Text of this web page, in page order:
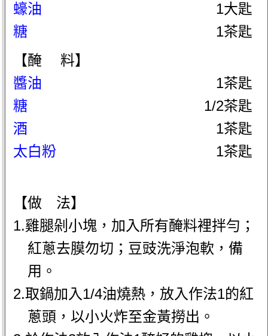
蠔油
1大匙
糖
1茶匙
【醃 料】
醬油
1茶匙
糖
1/2茶匙
酒
1茶匙
太白粉
1茶匙
【做 法】
1.雞腿剁小塊，加入所有醃料裡拌勻；
紅蔥去膜勿切；豆豉洗淨泡軟，備
用。
2.取鍋加入1/4油燒熱，放入作法1的紅
蔥頭，以小火炸至金黃撈出。